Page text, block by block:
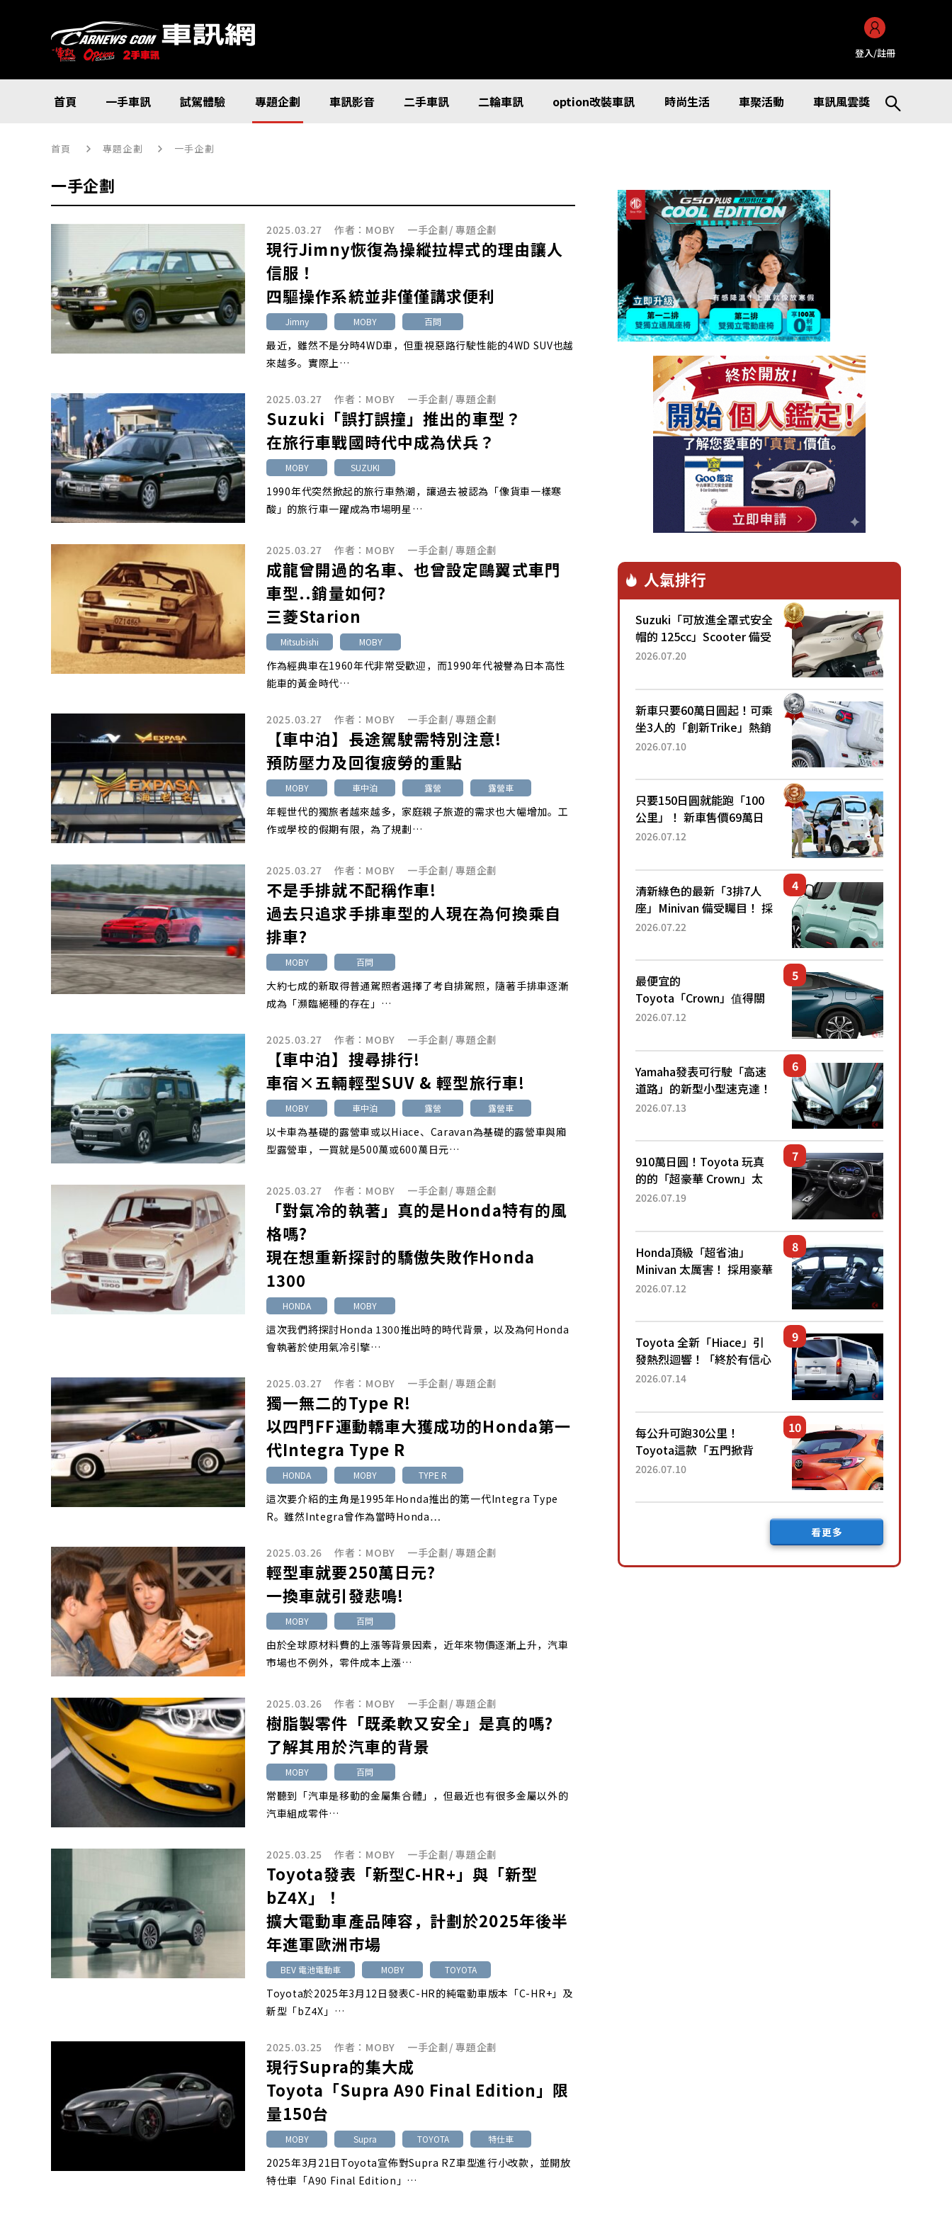
登入/註冊
首頁 一手車訊 試駕體驗 專題企劃 車訊影音 二手車訊 二輪車訊 option改裝車訊 時尚生活 車聚活動 車訊風雲獎
首頁 專題企劃 一手企劃
一手企劃
2025.03.27 作者： MOBY 一手企劃 /專題企劃
現行Jimny恢復為操縱拉桿式的理由讓人
信服！
四驅操作系統並非僅僅講求便利
Jimny MOBY 百問
最近，雖然不是分時4WD車，但重視惡路行駛性能的4WD SUV也越
來越多。實際上…
2025.03.27 作者： MOBY 一手企劃 /專題企劃
Suzuki「誤打誤撞」推出的車型？
在旅行車戰國時代中成為伏兵？
MOBY SUZUKI
1990年代突然掀起的旅行車熱潮，讓過去被認為「像貨車一樣寒
酸」的旅行車一躍成為市場明星…
2025.03.27 作者： MOBY 一手企劃 /專題企劃
成龍曾開過的名車、也曾設定鷗翼式車門
車型..銷量如何?
三菱Starion
Mitsubishi MOBY
作為經典車在1960年代非常受歡迎，而1990年代被譽為日本高性
能車的黃金時代…
2025.03.27 作者： MOBY 一手企劃 /專題企劃
【車中泊】長途駕駛需特別注意!
預防壓力及回復疲勞的重點
MOBY 車中泊 露營 露營車
年輕世代的獨旅者越來越多，家庭親子旅遊的需求也大幅增加。工
作或學校的假期有限，為了規劃…
2025.03.27 作者： MOBY 一手企劃 /專題企劃
不是手排就不配稱作車!
過去只追求手排車型的人現在為何換乘自
排車?
MOBY 百問
大約七成的新取得普通駕照者選擇了考自排駕照，隨著手排車逐漸
成為「瀕臨絕種的存在」…
2025.03.27 作者： MOBY 一手企劃 /專題企劃
【車中泊】搜尋排行!
車宿×五輛輕型SUV & 輕型旅行車!
MOBY 車中泊 露營 露營車
以卡車為基礎的露營車或以Hiace、Caravan為基礎的露營車與廂
型露營車，一買就是500萬或600萬日元…
2025.03.27 作者： MOBY 一手企劃 /專題企劃
「對氣冷的執著」真的是Honda特有的風
格嗎?
現在想重新探討的驕傲失敗作Honda
1300
HONDA MOBY
這次我們將探討Honda 1300推出時的時代背景，以及為何Honda
會執著於使用氣冷引擎…
2025.03.27 作者： MOBY 一手企劃 /專題企劃
獨一無二的Type R!
以四門FF運動轎車大獲成功的Honda第一
代Integra Type R
HONDA MOBY TYPE R
這次要介紹的主角是1995年Honda推出的第一代Integra Type
R。雖然Integra曾作為當時Honda…
2025.03.26 作者： MOBY 一手企劃 /專題企劃
輕型車就要250萬日元?
一換車就引發悲鳴!
MOBY 百問
由於全球原材料費的上漲等背景因素，近年來物價逐漸上升，汽車
市場也不例外，零件成本上漲…
2025.03.26 作者： MOBY 一手企劃 /專題企劃
樹脂製零件「既柔軟又安全」是真的嗎?
了解其用於汽車的背景
MOBY 百問
常聽到「汽車是移動的金屬集合體」，但最近也有很多金屬以外的
汽車組成零件…
2025.03.25 作者： MOBY 一手企劃 /專題企劃
Toyota發表「新型C-HR+」與「新型
bZ4X」！
擴大電動車產品陣容，計劃於2025年後半
年進軍歐洲市場
BEV 電池電動車 MOBY TOYOTA
Toyota於2025年3月12日發表C-HR的純電動車版本「C-HR+」及
新型「bZ4X」…
2025.03.25 作者： MOBY 一手企劃 /專題企劃
現行Supra的集大成
Toyota「Supra A90 Final Edition」限
量150台
MOBY Supra TOYOTA 特仕車
2025年3月21日Toyota宣佈對Supra RZ車型進行小改款，並開放
特仕車「A90 Final Edition」…
人氣排行
Suzuki「可放進全罩式安全
帽的 125cc」Scooter 備受
矚目！採用全新流線設計與
已陸續開始出口的新款
「B...
2026.07.20
新車只要60萬日圓起！可乘
坐3人的「創新Trike」熱銷
大賣成為人氣車款！「養車
日圓就能跑100公里」「小
朋友坐得...
2026.07.10
只要150日圓就能跑「100
公里」！ 新車售價69萬日
圓的「3人座」Trike大受歡
為何能迅速熱賣？
2026.07.12
清新綠色的最新「3排7人
座」Minivan 備受矚目！ 採
用全長4.7公尺剛剛好的車
還推出467萬元日圓起的5
人座版...
2026.07.22
最便宜的
Toyota「Crown」值得關
注！ 搭載4WD、每公升
眼！ 配備豐富、超越售價
水準，堪稱高CP值代表的
「...
2026.07.12
Yamaha發表可行駛「高速
道路」的新型小型速克達！
搭載能享受超強勁「渦輪
高階「Super Sport」車款
相同的...
2026.07.13
910萬日圓！Toyota 玩真
的的「超豪華 Crown」太
厲害了！採用由「匠人技
運動化「底盤設定」！還配
備專屬豪華...
2026.07.19
Honda頂級「超省油」
Minivan 太厲害！ 採用豪華
「真皮座椅」與專屬「黑色
公里，兼具優異節能表現與
舒適「三...
2026.07.12
Toyota 全新「Hiace」引
發熱烈迴響！「終於有信心
下訂了！」「哪個等級交車
後竟然還要等「超過半年」
才能交車？...
2026.07.14
每公升可跑30公里！
Toyota這款「五門掀背
車」真的很厲害！ 擁有全
尺寸」，配備全面升級！
2026.07.10
看更多